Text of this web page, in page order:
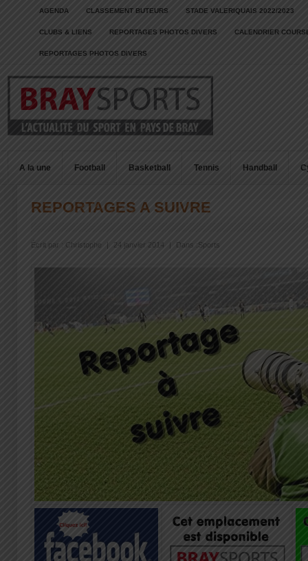
AGENDA CLASSEMENT BUTEURS STADE VALERIQUAIS 2022/2023
CLUBS & LIENS REPORTAGES PHOTOS DIVERS CALENDRIER
REPORTAGES PHOTOS DIVERS
A la une Football Basketball Tennis Handball
REPORTAGES A SUIVRE
Écrit par : Christophe 24 janvier 2014 | Dans : Sports